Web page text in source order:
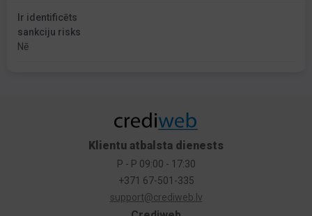
Ir identificēts
sankciju risks
Nē
Klientu atbalsta dienests
P - P 09:00 - 17:30
+371 67-501-335
support@crediweb.lv